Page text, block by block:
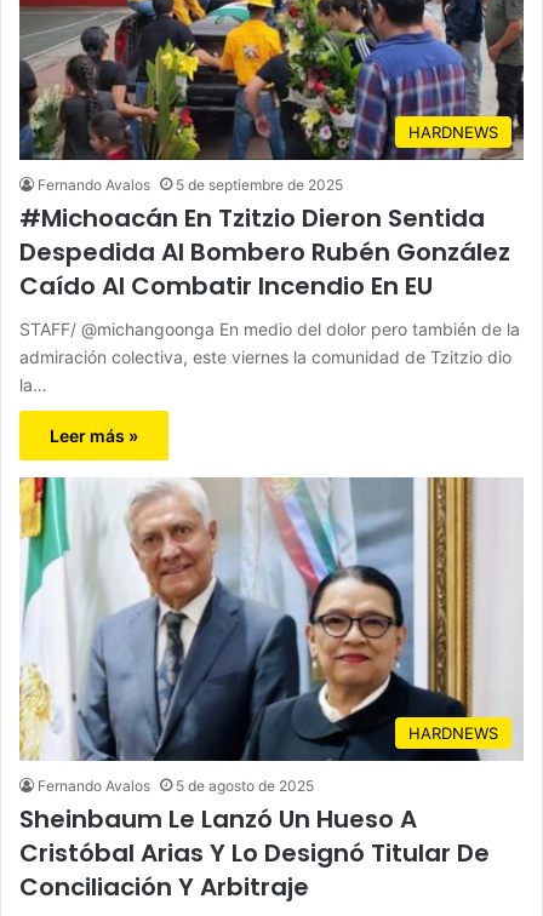
HARDNEWS
Fernando Avalos 5 de septiembre de 2025
#Michoacán En Tzitzio Dieron Sentida
Despedida Al Bombero Rubén González
Caído Al Combatir Incendio En EU
STAFF/ @michangoonga En medio del dolor pero también de la
admiración colectiva, este viernes la comunidad de Tzitzio dio
la…
Leer más »
HARDNEWS
Fernando Avalos 5 de agosto de 2025
Sheinbaum Le Lanzó Un Hueso A
Cristóbal Arias Y Lo Designó Titular De
Conciliación Y Arbitraje